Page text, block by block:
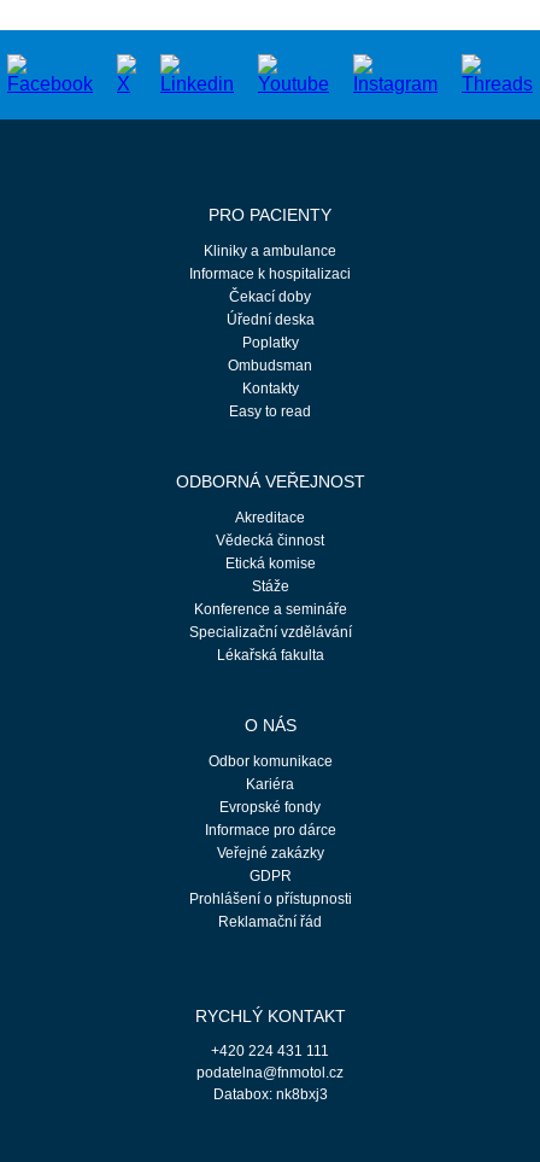
PRO PACIENTY
Kliniky a ambulance
Informace k hospitalizaci
Čekací doby
Úřední deska
Poplatky
Ombudsman
Kontakty
Easy to read
ODBORNÁ VEŘEJNOST
Akreditace
Vědecká činnost
Etická komise
Stáže
Konference a semináře
Specializační vzdělávání
Lékařská fakulta
O NÁS
Odbor komunikace
Kariéra
Evropské fondy
Informace pro dárce
Veřejné zakázky
GDPR
Prohlášení o přístupnosti
Reklamační řád
RYCHLÝ KONTAKT
+420 224 431 111
podatelna@fnmotol.cz
Databox: nk8bxj3